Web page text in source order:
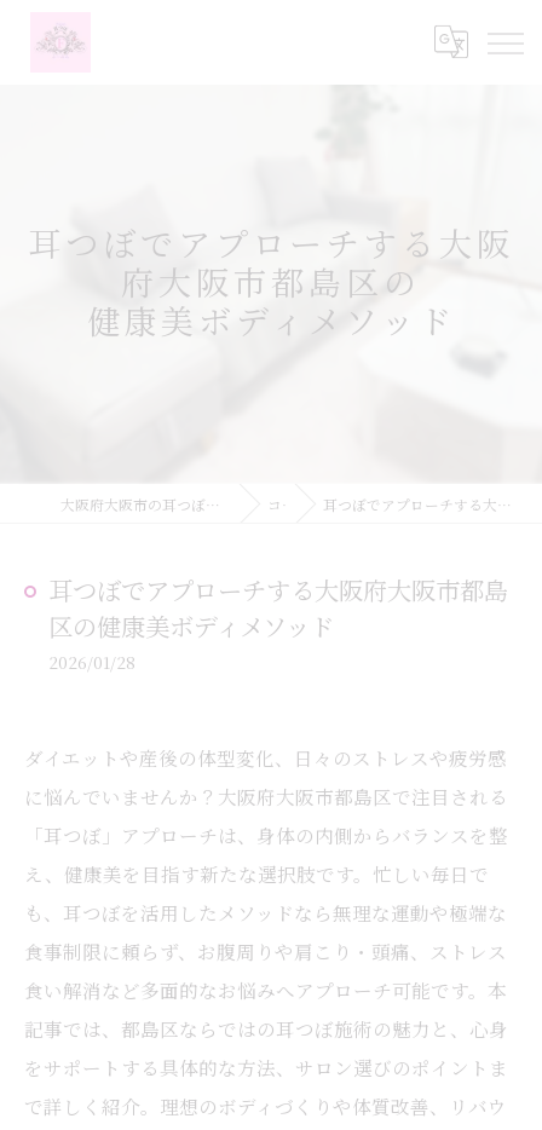
耳つぼでアプローチする大阪
府大阪市都島区の
健康美ボディメソッド
大阪府大阪市の耳つぼなら耳つぼダイエットサロンふーみん コラム 耳つぼでアプローチする大阪府大阪市都島区の健康美ボディメソッド
耳つぼでアプローチする大阪府大阪市都島
区の健康美ボディメソッド
2026/01/28
ダイエットや産後の体型変化、日々のストレスや疲労感
に悩んでいませんか？大阪府大阪市都島区で注目される
「耳つぼ」アプローチは、身体の内側からバランスを整
え、健康美を目指す新たな選択肢です。忙しい毎日で
も、耳つぼを活用したメソッドなら無理な運動や極端な
食事制限に頼らず、お腹周りや肩こり・頭痛、ストレス
食い解消など多面的なお悩みへアプローチ可能です。本
記事では、都島区ならではの耳つぼ施術の魅力と、心身
をサポートする具体的な方法、サロン選びのポイントま
で詳しく紹介。理想のボディづくりや体質改善、リバウ